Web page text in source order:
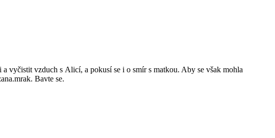
vyčistit vzduch s Alicí, a pokusí se i o smír s matkou. Aby se však mohla
Bavte se.